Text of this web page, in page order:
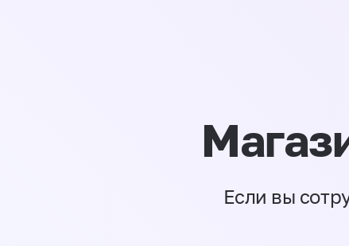
Если вы